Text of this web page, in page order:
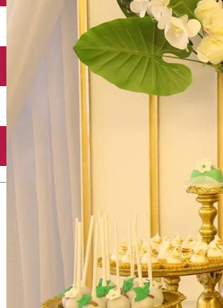
Închirieri auto
Închirieri biciclete
Taxi
Încărcare vehicule electrice